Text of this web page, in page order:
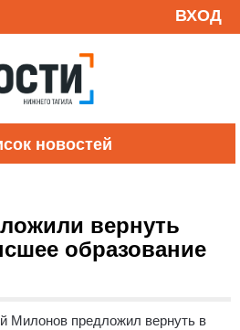
ВХОД
новостей
вернуть
образование
Милонов предложил вернуть в